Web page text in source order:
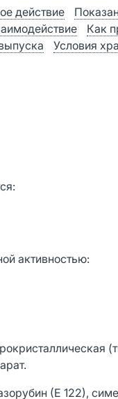
действие
Как
Условия
активностью:
(Е 122),